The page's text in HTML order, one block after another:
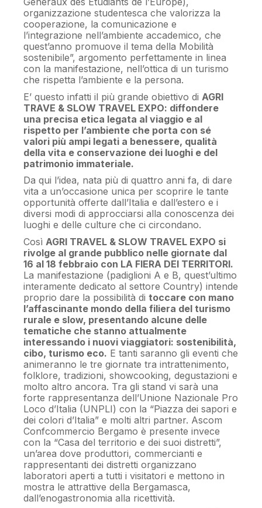
organizzazione studentesca che valorizza la
cooperazione, la comunicazione e
l’integrazione nell’ambiente accademico, che
quest’anno promuove il tema della Mobilità
sostenibile”, argomento perfettamente in linea
con la manifestazione, nell’ottica di un turismo
che rispetta l’ambiente e la persona.
E’ questo infatti il più grande obiettivo di AGRI
TRAVE & SLOW TRAVEL EXPO: diffondere
una precisa etica legata al viaggio e al
rispetto per l’ambiente che porta con sé
valori più ampi legati a benessere, qualità
della vita e conservazione dei luoghi e del
patrimonio immateriale.
Da qui l’idea, nata più di quattro anni fa, di dare
vita a un’occasione unica per scoprire le tante
opportunità offerte dall’Italia e dall’estero e i
diversi modi di approcciarsi alla conoscenza dei
luoghi e delle culture che ci circondano.
Così AGRI TRAVEL & SLOW TRAVEL EXPO si
rivolge al grande pubblico nelle giornate dal
16 al 18 febbraio con LA FIERA DEI TERRITORI.
La manifestazione (padiglioni A e B, quest’ultimo
interamente dedicato al settore Country) intende
proprio dare la possibilità ditoccare con mano
l’affascinante mondo della filiera del turismo
rurale e slow, presentando alcune delle
tematiche che stanno attualmente
interessando i nuovi viaggiatori: sostenibilità,
cibo, turismo eco. E tanti saranno gli eventi che
animeranno le tre giornate tra intrattenimento,
folklore, tradizioni, showcooking, degustazioni e
molto altro ancora. Tra gli stand vi sarà una
forte rappresentanza dell’Unione Nazionale Pro
Loco d’Italia (UNPLI) con la “Piazza dei sapori e
dei colori d’Italia” e molti altri partner. Ascom
Confcommercio Bergamo è presente invece
con la “Casa del territorio e dei suoi distretti”,
un’area dove produttori, commercianti e
rappresentanti dei distretti organizzano
laboratori aperti a tutti i visitatori e mettono in
mostra le attrattive della Bergamasca,
dall’enogastronomia alla ricettività.